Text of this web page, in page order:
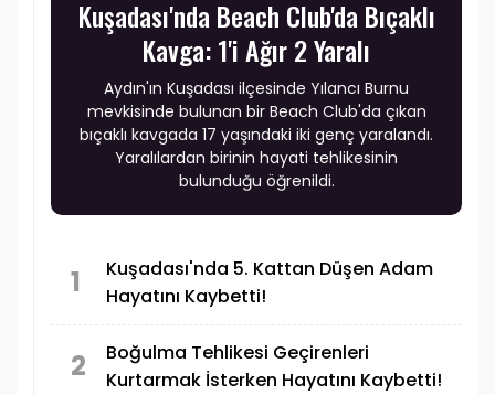
Kuşadası'nda Beach Club'da Bıçaklı
Kavga: 1'i Ağır 2 Yaralı
Aydın'ın Kuşadası ilçesinde Yılancı Burnu
mevkisinde bulunan bir Beach Club'da çıkan
bıçaklı kavgada 17 yaşındaki iki genç yaralandı.
Yaralılardan birinin hayati tehlikesinin
bulunduğu öğrenildi.
1
Kuşadası'nda 5. Kattan Düşen Adam
Hayatını Kaybetti!
2
Boğulma Tehlikesi Geçirenleri
Kurtarmak İsterken Hayatını Kaybetti!